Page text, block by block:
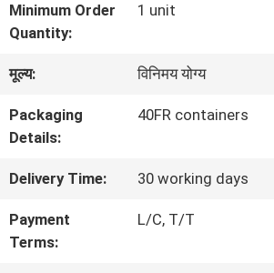
कारखाना
भ्रमण
गुणवत्ता
नियंत्रण
साइटमैप
Minimum Order
Quantity:
1 unit
मूल्य: विनिमय योग्य
Packaging
Details:
40FR containers
Delivery Time: 30 working days
Payment
Terms:
L/C, T/T